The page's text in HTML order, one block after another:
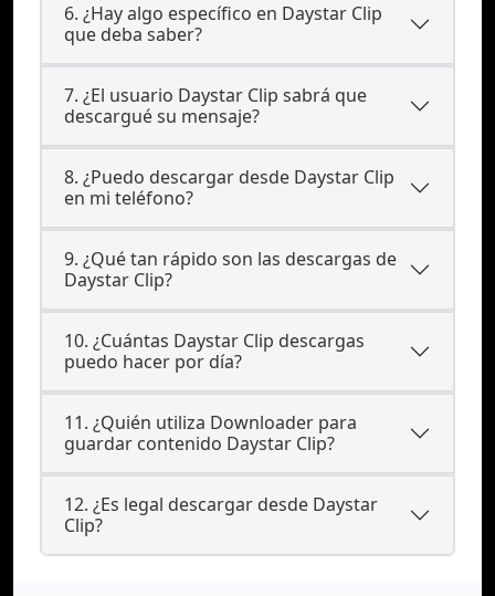
6. ¿Hay algo específico en Daystar Clip
que deba saber?
7. ¿El usuario Daystar Clip sabrá que
descargué su mensaje?
8. ¿Puedo descargar desde Daystar Clip
en mi teléfono?
9. ¿Qué tan rápido son las descargas de
Daystar Clip?
10. ¿Cuántas Daystar Clip descargas
puedo hacer por día?
11. ¿Quién utiliza Downloader para
guardar contenido Daystar Clip?
12. ¿Es legal descargar desde Daystar
Clip?